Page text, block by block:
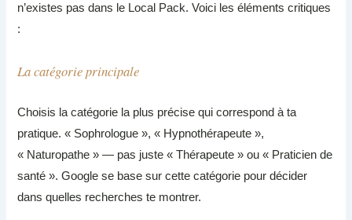
n’existes pas dans le Local Pack. Voici les éléments critiques
:
La catégorie principale
Choisis la catégorie la plus précise qui correspond à ta
pratique. « Sophrologue », « Hypnothérapeute »,
« Naturopathe » — pas juste « Thérapeute » ou « Praticien de
santé ». Google se base sur cette catégorie pour décider
dans quelles recherches te montrer.